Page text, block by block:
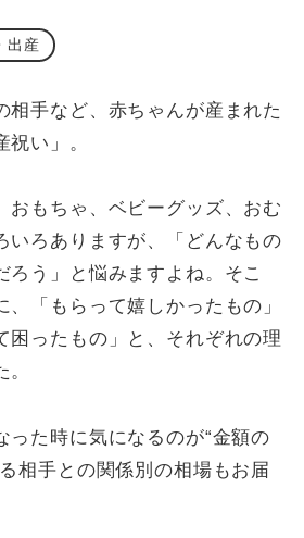
出産
相手など、赤ちゃんが産まれた
い」。
おもちゃ、ベビーグッズ、おむ
ろありますが、「どんなもの
ろう」と悩みますよね。そこ
、「もらって嬉しかったもの」
困ったもの」と、それぞれの理
った時に気になるのが“金額の
相手との関係別の相場もお届